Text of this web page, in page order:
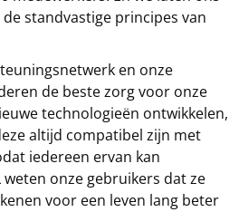
standvastige principes van
en onze
de beste zorg voor onze
technologieën ontwikkelen,
altijd compatibel zijn met
iedereen ervan kan
weten onze gebruikers dat ze
voor een leven lang beter